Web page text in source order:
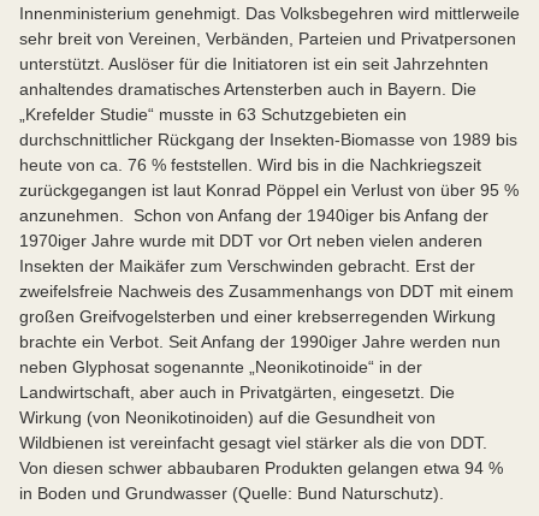
Innenministerium genehmigt. Das Volksbegehren wird mittlerweile
sehr breit von Vereinen, Verbänden, Parteien und Privatpersonen
unterstützt. Auslöser für die Initiatoren ist ein seit Jahrzehnten
anhaltendes dramatisches Artensterben auch in Bayern. Die
„Krefelder Studie“ musste in 63 Schutzgebieten ein
durchschnittlicher Rückgang der Insekten-Biomasse von 1989 bis
heute von ca. 76 % feststellen. Wird bis in die Nachkriegszeit
zurückgegangen ist laut Konrad Pöppel ein Verlust von über 95 %
anzunehmen. Schon von Anfang der 1940iger bis Anfang der
1970iger Jahre wurde mit DDT vor Ort neben vielen anderen
Insekten der Maikäfer zum Verschwinden gebracht. Erst der
zweifelsfreie Nachweis des Zusammenhangs von DDT mit einem
großen Greifvogelsterben und einer krebserregenden Wirkung
brachte ein Verbot. Seit Anfang der 1990iger Jahre werden nun
neben Glyphosat sogenannte „Neonikotinoide“ in der
Landwirtschaft, aber auch in Privatgärten, eingesetzt. Die
Wirkung (von Neonikotinoiden) auf die Gesundheit von
Wildbienen ist vereinfacht gesagt viel stärker als die von DDT.
Von diesen schwer abbaubaren Produkten gelangen etwa 94 %
in Boden und Grundwasser (Quelle: Bund Naturschutz).